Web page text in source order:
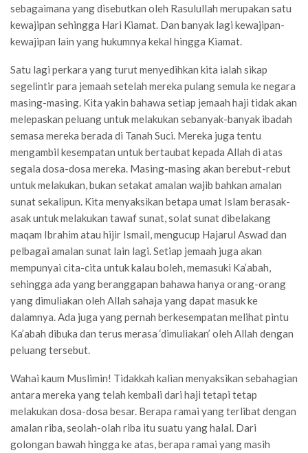
sebagaimana yang disebutkan oleh Rasulullah merupakan satu
kewajipan sehingga Hari Kiamat. Dan banyak lagi kewajipan-
kewajipan lain yang hukumnya kekal hingga Kiamat.
Satu lagi perkara yang turut menyedihkan kita ialah sikap
segelintir para jemaah setelah mereka pulang semula ke negara
masing-masing. Kita yakin bahawa setiap jemaah haji tidak akan
melepaskan peluang untuk melakukan sebanyak-banyak ibadah
semasa mereka berada di Tanah Suci. Mereka juga tentu
mengambil kesempatan untuk bertaubat kepada Allah di atas
segala dosa-dosa mereka. Masing-masing akan berebut-rebut
untuk melakukan, bukan setakat amalan wajib bahkan amalan
sunat sekalipun. Kita menyaksikan betapa umat Islam berasak-
asak untuk melakukan tawaf sunat, solat sunat dibelakang
maqam Ibrahim atau hijir Ismail, mengucup Hajarul Aswad dan
pelbagai amalan sunat lain lagi. Setiap jemaah juga akan
mempunyai cita-cita untuk kalau boleh, memasuki Ka’abah,
sehingga ada yang beranggapan bahawa hanya orang-orang
yang dimuliakan oleh Allah sahaja yang dapat masuk ke
dalamnya. Ada juga yang pernah berkesempatan melihat pintu
Ka’abah dibuka dan terus merasa ‘dimuliakan’ oleh Allah dengan
peluang tersebut.
Wahai kaum Muslimin! Tidakkah kalian menyaksikan sebahagian
antara mereka yang telah kembali dari haji tetapi tetap
melakukan dosa-dosa besar. Berapa ramai yang terlibat dengan
amalan riba, seolah-olah riba itu suatu yang halal. Dari
golongan bawah hingga ke atas, berapa ramai yang masih